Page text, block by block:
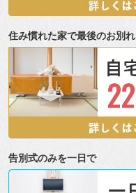
住み慣れた家で最後のお別れ
告別式のみを一日で